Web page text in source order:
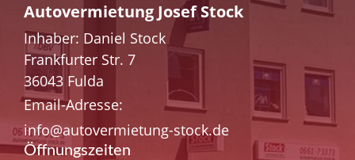
Autovermietung Josef Stock
Inhaber: Daniel Stock
Frankfurter Str. 7
36043 Fulda
Email-Adresse:
info@autovermietung-stock.de
Öffnungszeiten